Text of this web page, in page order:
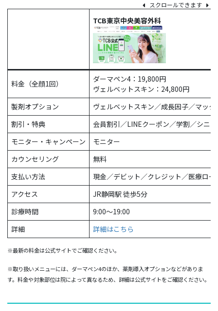
スクロールできます
TCB東京中央美容外科
料金（全顔1回）
ダーマペン4：19,800円
ヴェルベットスキン：24,800円
製剤オプション
ヴェルベットスキン／成長因子／マッ
割引・特典
会員割引／LINEクーポン／学割／シニ
モニター・キャンペーン
モニター
カウンセリング
無料
支払い方法
現金／デビット／クレジット／医療ロー
アクセス
JR静岡駅 徒歩5分
診療時間
9:00〜19:00
詳細
詳細はこちら
※最新の料金は公式サイトでご確認ください。
※取り扱いメニューには、ダーマペン4のほか、薬剤導入オプションなどがありま
す。料金や対象部位は院によって異なるため、詳細は公式サイトをご確認ください。